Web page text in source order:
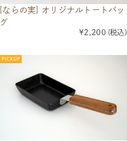
[ならの実] オリジナルトートバッ
グ
¥2,200 (税込)